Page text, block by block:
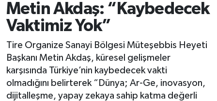
Metin Akdaş: “Kaybedecek
Vaktimiz Yok”
Tire Organize Sanayi Bölgesi Müteşebbis Heyeti
Başkanı Metin Akdaş, küresel gelişmeler
karşısında Türkiye’nin kaybedecek vakti
olmadığını belirterek “Dünya; Ar-Ge, inovasyon,
dijitalleşme, yapay zekaya sahip katma değerli
Tire Trafik Yoğunluk Haritası
Tüm Manşetler
Son Dakika Haberleri